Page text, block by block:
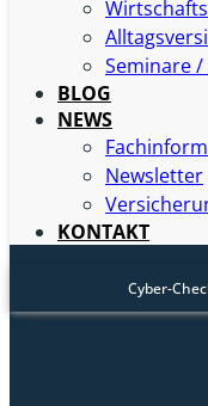
Seminare
BLOG
NEWS
Newsletter
KONTAKT
Cyber-
Beispiele (bitte nicht
Mein Hund ist
Ich mag Pasta
ImPuCuef2.
Unsere zwei
U2Kgu8iB